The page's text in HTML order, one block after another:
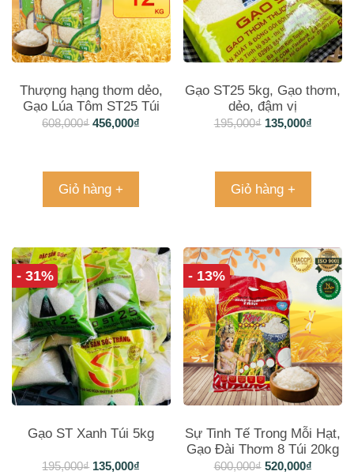
Thượng hạng thơm dẻo,
Gạo Lúa Tôm ST25 Túi
12kg
608,000₫ 456,000₫
Giỏ hàng +
Gạo ST25 5kg, Gạo thơm,
dẻo, đậm vị
195,000₫ 135,000₫
Giỏ hàng +
- 31%
Gạo ST Xanh Túi 5kg
195,000₫ 135,000₫
- 13%
Sự Tinh Tế Trong Mỗi Hạt,
Gạo Đài Thơm 8 Túi 20kg
600,000₫ 520,000₫